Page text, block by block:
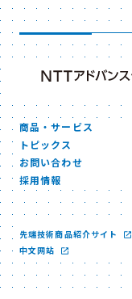
商品・サービス
トピックス
お問い合わせ
採用情報
先端技術商品紹介サイト
中文网站